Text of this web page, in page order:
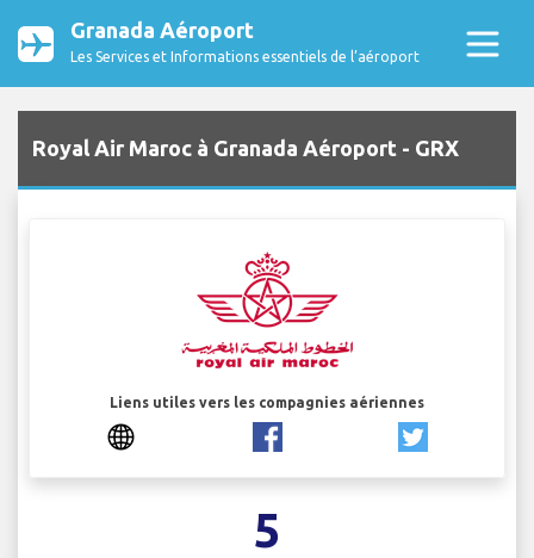
Granada Aéroport
Les Services et Informations essentiels de l’aéroport
Royal Air Maroc à Granada Aéroport - GRX
Liens utiles vers les compagnies aériennes
5